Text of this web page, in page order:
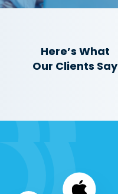
Here’s What
Our Clients Say